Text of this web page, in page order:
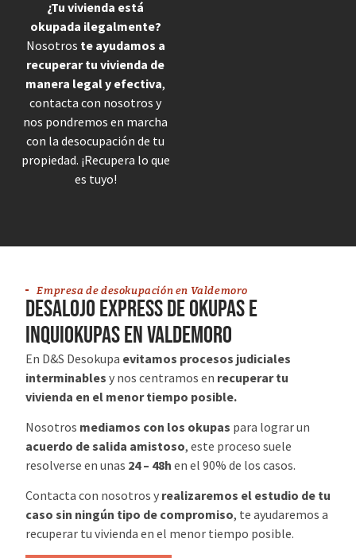
¿Tu vivienda está
okupada ilegalmente?
Nosotros te ayudamos a
recuperar tu vivienda de
manera legal y efectiva,
contacta con nosotros y
nos pondremos en marcha
con la desocupación de tu
propiedad. ¡Recupera lo que
es tuyo!
Empresa de desokupación en Valdemoro
Desalojo Express de Okupas e
Inquiokupas en Valdemoro
En D&S Desokupa evitamos procesos judiciales
interminables y nos centramos en recuperar tu
vivienda en el menor tiempo posible.
Nosotros mediamos con los okupas para lograr un
acuerdo de salida amistoso, este proceso suele
resolverse en unas 24 – 48h en el 90% de los casos.
Contacta con nosotros y realizaremos el estudio de tu
caso sin ningún tipo de compromiso, te ayudaremos a
recuperar tu vivienda en el menor tiempo posible.